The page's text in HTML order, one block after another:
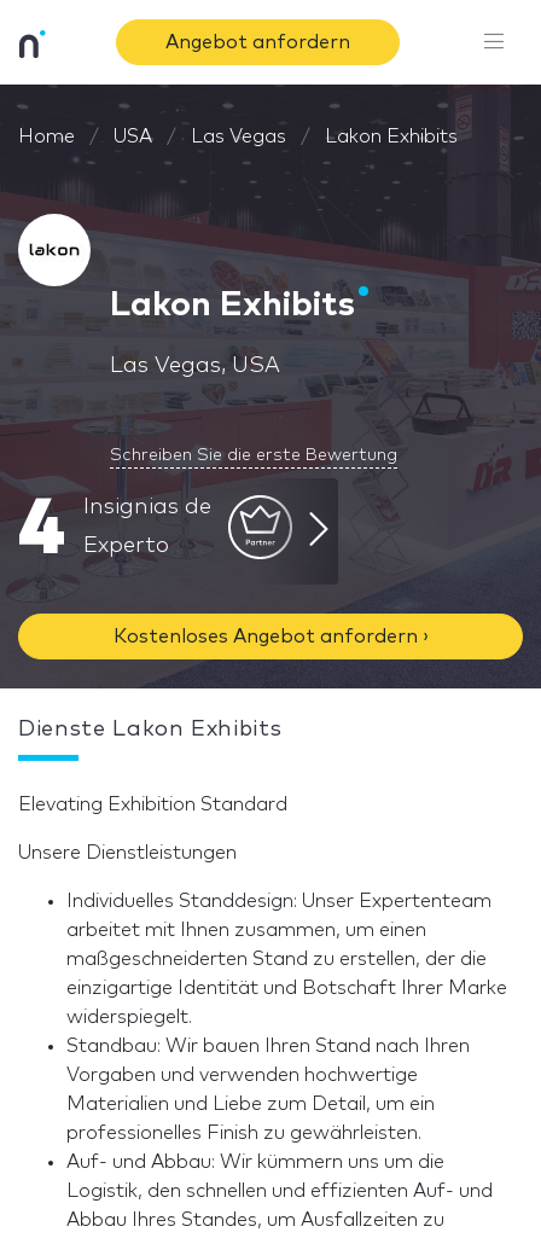
Angebot anfordern
Home USA Las Vegas Lakon Exhibits
Lakon Exhibits
Las Vegas, USA
Schreiben Sie die erste Bewertung
4
Insignias de
Experto
Kostenloses Angebot anfordern ›
Dienste Lakon Exhibits
Elevating Exhibition Standard
Unsere Dienstleistungen
Individuelles Standdesign: Unser Expertenteam
arbeitet mit Ihnen zusammen, um einen
maßgeschneiderten Stand zu erstellen, der die
einzigartige Identität und Botschaft Ihrer Marke
widerspiegelt.
Standbau: Wir bauen Ihren Stand nach Ihren
Vorgaben und verwenden hochwertige
Materialien und Liebe zum Detail, um ein
professionelles Finish zu gewährleisten.
Auf- und Abbau: Wir kümmern uns um die
Logistik, den schnellen und effizienten Auf- und
Abbau Ihres Standes, um Ausfallzeiten zu